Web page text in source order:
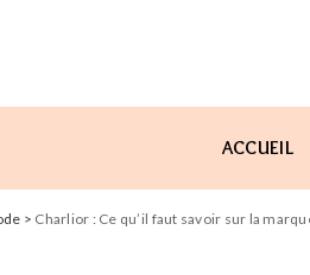
ACCUEIL
> Charlior : Ce qu’il faut savoir sur la